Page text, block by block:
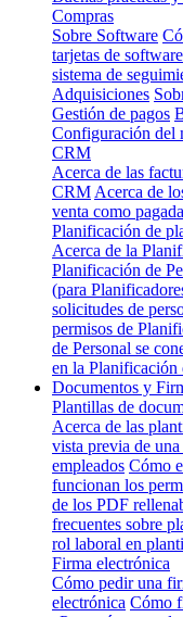
Compras
Sobre Software
tarjetas de software
sistema de
Adquisiciones
Gestión de pagos
Configuración del
CRM
Acerca de las
CRM Acerca de
venta como
Planificación de
Acerca de la
Planificación de
(para
solicitudes de
permisos de
de Personal se
en la Planificación
Documentos y
Plantillas de
Acerca de las
vista previa de
empleados Cómo
funcionan los
de los PDF
frecuentes sobre
rol laboral en
Firma electrónica
Cómo pedir una
electrónica Cómo